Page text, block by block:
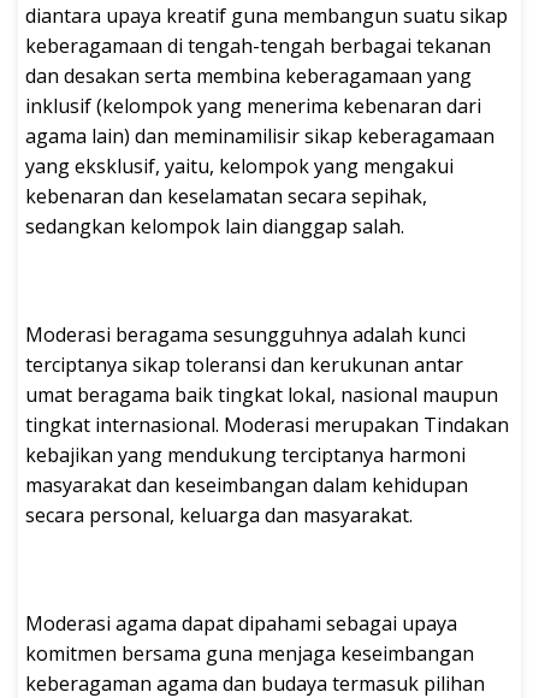
diantara upaya kreatif guna membangun suatu sikap
keberagamaan di tengah-tengah berbagai tekanan
dan desakan serta membina keberagamaan yang
inklusif (kelompok yang menerima kebenaran dari
agama lain) dan meminamilisir sikap keberagamaan
yang eksklusif, yaitu, kelompok yang mengakui
kebenaran dan keselamatan secara sepihak,
sedangkan kelompok lain dianggap salah.
Moderasi beragama sesungguhnya adalah kunci
terciptanya sikap toleransi dan kerukunan antar
umat beragama baik tingkat lokal, nasional maupun
tingkat internasional. Moderasi merupakan Tindakan
kebajikan yang mendukung terciptanya harmoni
masyarakat dan keseimbangan dalam kehidupan
secara personal, keluarga dan masyarakat.
Moderasi agama dapat dipahami sebagai upaya
komitmen bersama guna menjaga keseimbangan
keberagaman agama dan budaya termasuk pilihan